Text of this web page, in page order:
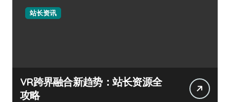
站长资讯
VR跨界融合新趋势：站长资源全
攻略